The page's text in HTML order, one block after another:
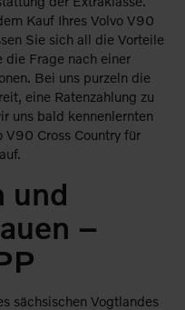
Kauf Ihres Volvo V90
Sie sich all die Vorteile
die Frage nach einer
Bei uns purzeln die
eine Ratenzahlung zu
uns bald kennenlernten
V90 Cross Country für
und
–
sächsischen Vogtlandes